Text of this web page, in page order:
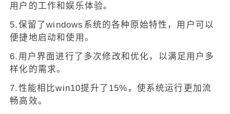
用户的工作和娱乐体验。
5.保留了windows系统的各种原始特性，用户可以
便捷地启动和使用。
6.用户界面进行了多次修改和优化，以满足用户多
样化的需求。
7.性能相比win10提升了15%，使系统运行更加流
畅高效。